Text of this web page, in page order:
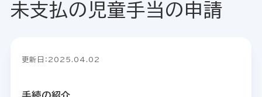
未支払の児童手当の申請
更新日：2025.04.02
手続の紹介